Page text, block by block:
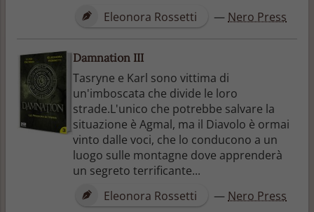
Eleonora Rossetti
— Nero Press
Damnation III
Tasryne e Karl sono vittima di
un'imboscata che divide le loro
strade.L'unico che potrebbe salvare la
situazione è Agmal, ma il Diavolo è ormai
vinto dalle voci, che lo conducono a un
luogo sulle montagne dove apprenderà
un segreto terrificante...
Eleonora Rossetti
— Nero Press